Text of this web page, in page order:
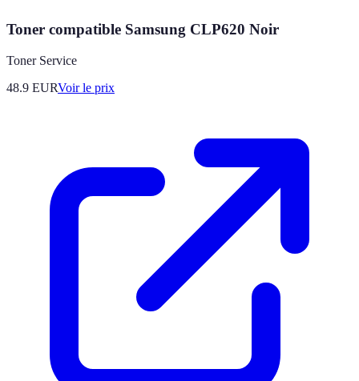
Toner compatible Samsung CLP620 Noir
Toner Service
48.9 EURVoir le prix